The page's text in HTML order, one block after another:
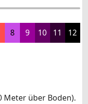
8 9 10 11 12
Meter über Boden).